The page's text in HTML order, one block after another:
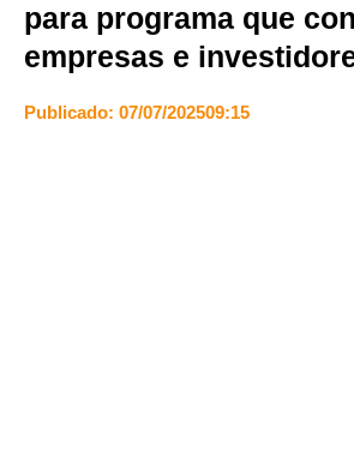
para programa que
empresas e
Publicado: 07/07/202509:15